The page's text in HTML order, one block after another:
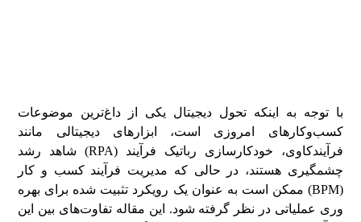
با توجه به اینکه تحول دیجیتال یکی از داغ‌ترین موضوعات
کسب‌وکار‌های امروزی است، ابزار‌های دیجیتالی مانند
فرآیند‌کاوی، خودکارسازی رباتیک فرآیند (RPA) شاهد رشد
چشمگیری هستند، در حالی که مدیریت فرآیند کسب و کار
(BPM) ممکن است به عنوان یک رویکرد تثبیت شده برای بهره
وری عملیاتی در نظر گرفته شود. این مقاله تفاوت‌های بین این